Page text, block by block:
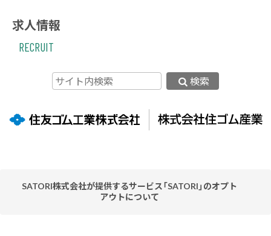
求人情報
RECRUIT
検索
SATORI株式会社が提供するサービス「SATORI」のオプト
アウトについて